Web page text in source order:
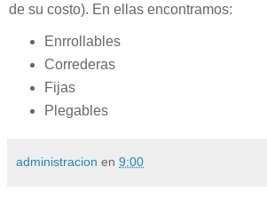
de su costo). En ellas encontramos:
Enrrollables
Correderas
Fijas
Plegables
administracion en 9:00